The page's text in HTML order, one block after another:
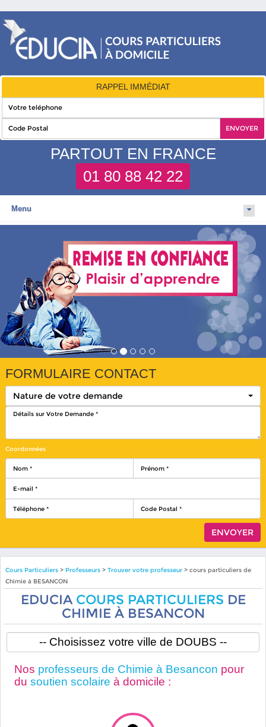
RAPPEL IMMÉDIAT
PARTOUT EN FRANCE
01 80 88 42 22
Menu
FORMULAIRE CONTACT
Nature de votre demande
Coordonnées
Cours Particuliers> Professeurs > Trouver votre professeur> cours particuliers de
Chimie à BESANCON
EDUCIA COURS PARTICULIERS DE
CHIMIE À BESANCON
Nos professeurs de Chimie à Besancon pour
du soutien scolaire à domicile :